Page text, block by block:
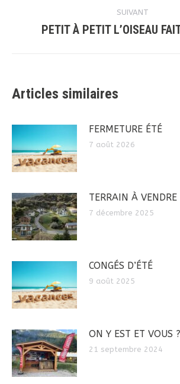
:
SUIVANT
Article
PETIT À PETIT L’OISEAU
Articles similaires
FERMETURE ÉTÉ
7 août 2026
TERRAIN À VENDRE
7 décembre 2025
CONGÉS D’ÉTÉ
9 août 2025
ON Y EST ET VOUS ?
21 septembre 2024